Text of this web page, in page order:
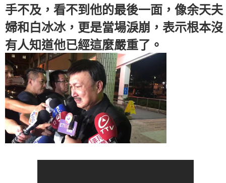
手不及，看不到他的最後一面，像余天夫
婦和白冰冰，更是當場淚崩，表示根本沒
有人知道他已經這麼嚴重了。